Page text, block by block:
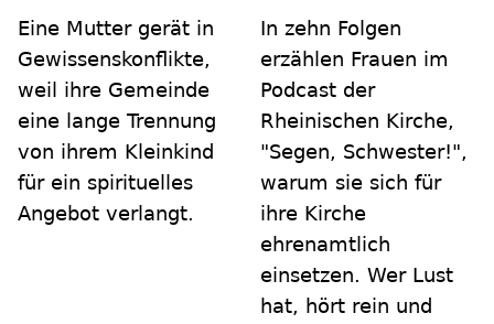
Eine Mutter gerät in
Gewissenskonflikte,
weil ihre Gemeinde
eine lange Trennung
von ihrem Kleinkind
für ein spirituelles
Angebot verlangt.
In zehn Folgen
erzählen Frauen im
Podcast der
Rheinischen Kirche,
"Segen, Schwester!",
warum sie sich für
ihre Kirche
ehrenamtlich
einsetzen. Wer Lust
hat, hört rein und